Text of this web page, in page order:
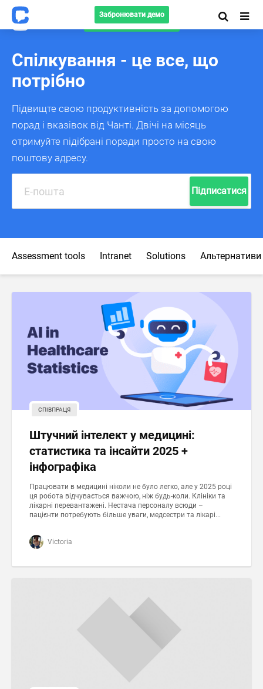
Забронювати демо
Спілкування - це все, що
потрібно
Підвищте свою продуктивність за допомогою
порад і вказівок від Чанті. Двічі на місяць
отримуйте підібрані поради просто на свою
поштову адресу.
Підписатися
Assessment tools Intranet Solutions Альтернативи
Забронювати демо
СПІВПРАЦЯ
Штучний інтелект у медицині:
статистика та інсайти 2025 +
інфографіка
Працювати в медицині ніколи не було легко, але у 2025 році
ця робота відчувається важчою, ніж будь-коли. Клініки та
лікарні перевантажені. Нестача персоналу всюди –
пацієнти потребують більше уваги, медсестри та лікарі...
Victoria